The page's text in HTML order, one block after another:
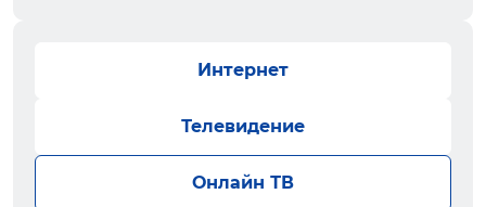
Интернет
Телевидение
Онлайн ТВ